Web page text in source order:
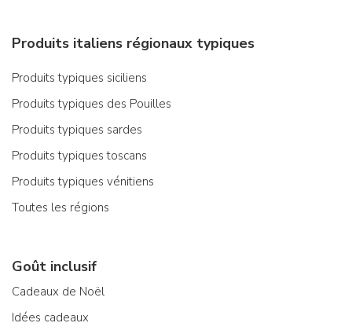
Produits italiens régionaux typiques
Produits typiques siciliens
Produits typiques des Pouilles
Produits typiques sardes
Produits typiques toscans
Produits typiques vénitiens
Toutes les régions
Goût inclusif
Cadeaux de Noël
Idées cadeaux